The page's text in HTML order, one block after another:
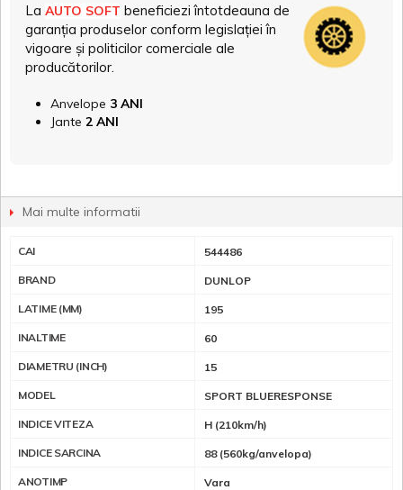
La AUTO SOFT beneficiezi întotdeauna de
garanția produselor conform legislației în
vigoare și politicilor comerciale ale
producătorilor.
Anvelope 3 ANI
Jante 2 ANI
Mai multe informatii
CAI 544486
BRAND DUNLOP
LATIME (MM) 195
INALTIME 60
DIAMETRU (INCH) 15
MODEL SPORT BLUERESPONSE
INDICE VITEZA H (210km/h)
INDICE SARCINA 88 (560kg/anvelopa)
ANOTIMP Vara